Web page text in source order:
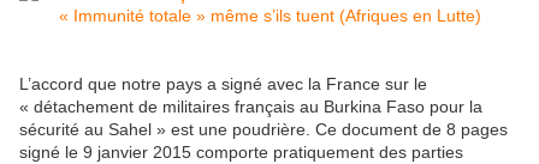
L’accord que notre pays a signé avec la France sur le
« détachement de militaires français au Burkina Faso pour la
sécurité au Sahel » est une poudrière. Ce document de 8 pages
signé le 9 janvier 2015 comporte pratiquement des parties